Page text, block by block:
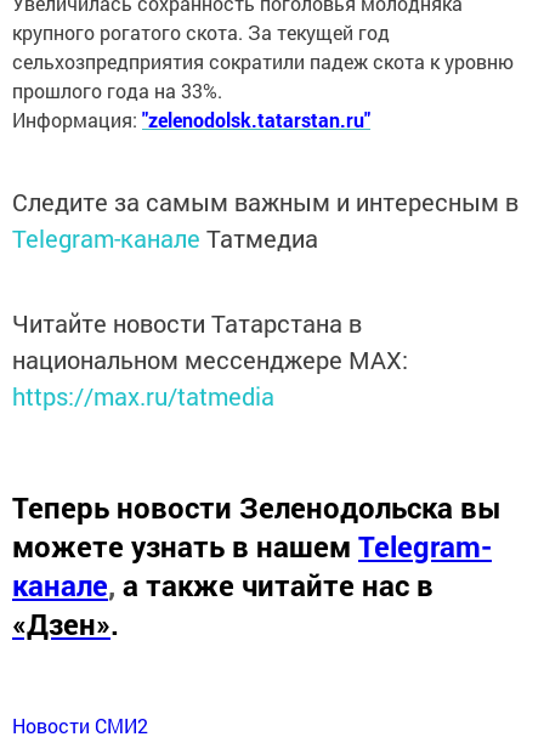
крупного рогатого скота. За текущей год
сельхозпредприятия сократили падеж скота к уровню
прошлого года на 33%.
Информация: "zelenodolsk.tatarstan.ru"
Следите за самым важным и интересным в
Telegram-канале Татмедиа
Читайте новости Татарстана в
национальном мессенджере MАХ:
https://max.ru/tatmedia
Теперь новости Зеленодольска вы
можете узнать в нашем Telegram-
канале, а также читайте нас в
«Дзен».
Новости СМИ2